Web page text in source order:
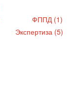
ФППД (1)
Экспертиза (5)